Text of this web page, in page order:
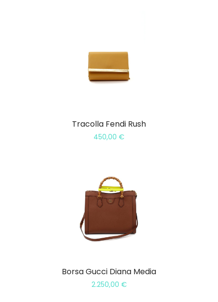
Tracolla Fendi Rush
450,00 €
Borsa Gucci Diana Media
2.250,00 €